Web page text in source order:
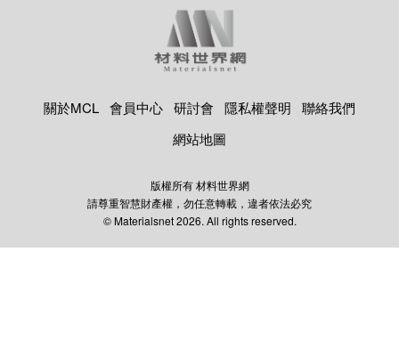
關於MCL 會員中心 研討會 隱私權聲明
聯絡我們
網站地圖
版權所有 材料世界網
請尊重智慧財產權，勿任意轉載，違者依法必究
© Materialsnet 2026. All rights reserved.